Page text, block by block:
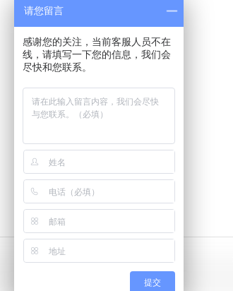
请您留言
感谢您的关注，当前客服人员不在
线，请填写一下您的信息，我们会
尽快和您联系。
提交